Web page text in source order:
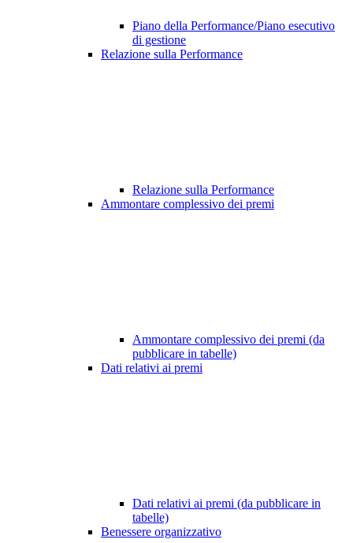
Piano della Performance/Piano esecutivo
di gestione
Relazione sulla Performance
Relazione sulla Performance
Ammontare complessivo dei premi
Ammontare complessivo dei premi (da
pubblicare in tabelle)
Dati relativi ai premi
Dati relativi ai premi (da pubblicare in
tabelle)
Benessere organizzativo